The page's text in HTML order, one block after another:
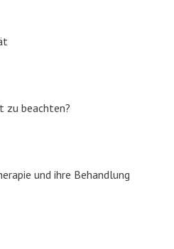
zu beachten?
und ihre Behandlung